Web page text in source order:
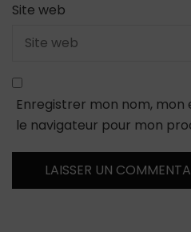
Site web
Enregistrer mon nom,
le navigateur pour mon